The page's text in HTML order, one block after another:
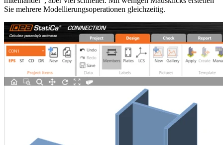
Sie mehrere Modellierungsoperationen gleichzeitig.